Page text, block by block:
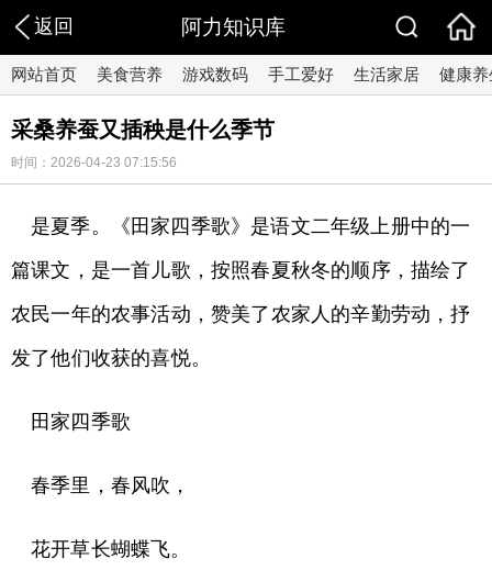
返回 阿力知识库
网站首页 美食营养 游戏数码 手工爱好 生活家居 健康养
采桑养蚕又插秧是什么季节
时间：2026-04-23 07:15:56
是夏季。《田家四季歌》是语文二年级上册中的一
篇课文，是一首儿歌，按照春夏秋冬的顺序，描绘了
农民一年的农事活动，赞美了农家人的辛勤劳动，抒
发了他们收获的喜悦。
田家四季歌
春季里，春风吹，
花开草长蝴蝶飞。